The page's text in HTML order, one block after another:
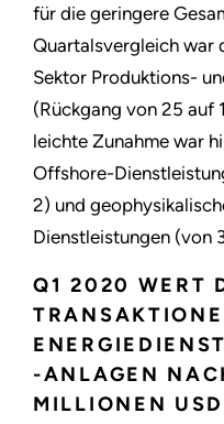
für die geringere
Quartalsvergleich war
Sektor Produktions-
(Rückgang von 25 auf
leichte Zunahme war
Offshore-
2) und
Dienstleistungen (von
Q1 2020 WERT
-ANLAGEN
MILLIONEN